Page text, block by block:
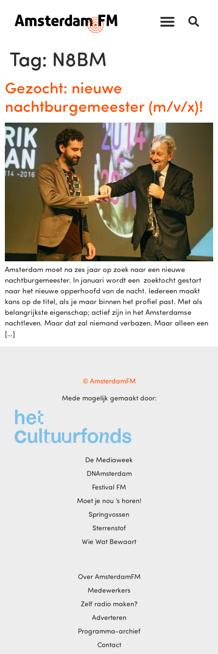
Tag: N8BM
Gezocht: nieuwe
nachtburgemeester (m/v/x)!
Amsterdam moet na zes jaar op zoek naar een nieuwe
nachtburgemeester. In januari wordt een zoektocht gestart
naar het nieuwe opperhoofd van de nacht. Iedereen maakt
kans op de titel, als je maar binnen het profiel past. Met als
belangrijkste eigenschap; actief zijn in het Amsterdamse
nachtleven. Maar dat zal niemand verbazen. Maar alleen een
[…]
© AmsterdamFM
Mede mogelijk gemaakt door:
De Mediaweek
DNAmsterdam
Festival FM
Moet je nou ‘s horen!
Springvossen
Sterrenstof
Wie Wat Bewaart
Over AmsterdamFM
Medewerkers
Zelf radio maken?
Adverteren
Programma-archief
Contact